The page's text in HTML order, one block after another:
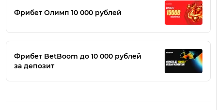
Фрибет Олимп 10 000 рублей
Фрибет BetBoom до 10 000 рублей
за депозит